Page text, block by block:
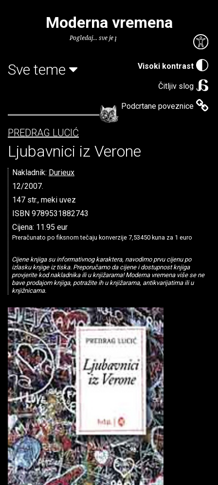
Visoki kontrast
Čitljiv slog
Podcrtane poveznice
Moderna vremena
Pogledaj... sve je puno knjiga.
Sve teme
PREDRAG LUCIĆ
Ljubavnici iz Verone
Nakladnik: Durieux
12/2007.
147 str., meki uvez
ISBN 9789531882743
Cijena: 11.95 eur
Preračunato po fiksnom tečaju konverzije 7,53450 kuna za 1 euro
Cijene knjiga su informativnog karaktera, navodimo prvu cijenu po
izlasku knjige iz tiska. Preporučamo da cijene i dostupnost knjiga
provjerite kod nakladnika ili u knjižarama! Moderna vremena više se ne
bave prodajom knjiga, potražite ih u knjižarama, antikvarijatima ili u
knjižnicama.